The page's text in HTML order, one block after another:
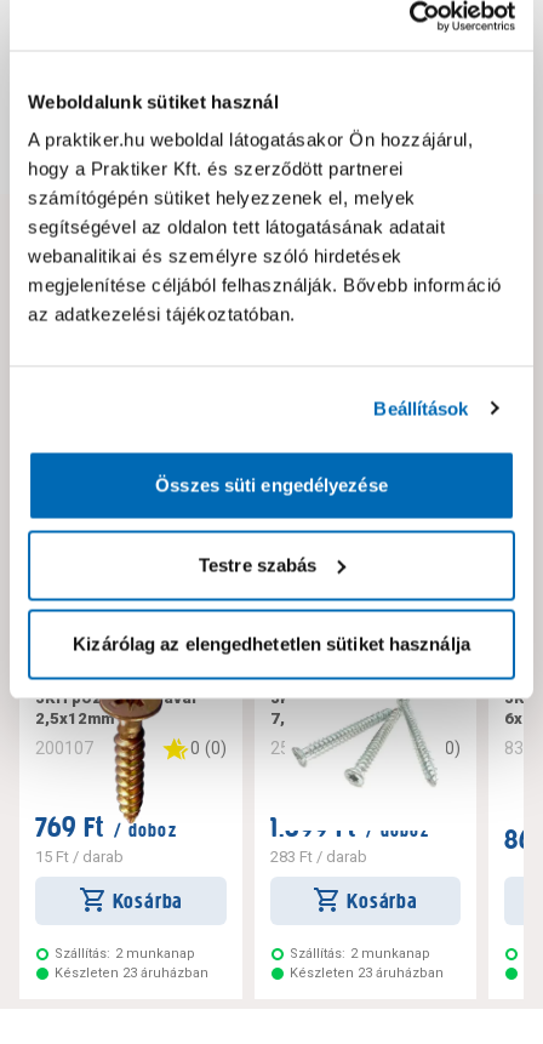
Weboldalunk sütiket használ
A praktiker.hu weboldal látogatásakor Ön hozzájárul,
hogy a Praktiker Kft. és szerződött partnerei
számítógépén sütiket helyezzenek el, melyek
segítségével az oldalon tett látogatásának adatait
webanalitikai és személyre szóló hirdetések
megjelenítése céljából felhasználják. Bővebb információ
az adatkezelési tájékoztatóban.
Beállítások
Összes süti engedélyezése
Testre szabás
Kizárólag az elengedhetetlen sütiket használja
Dokumentumok, felelős személy
Hibát találtál az oldalon vagy a termék leírásában?
Kérjük jelezd nekünk!
JKH pozdorjacsavar
2,5x12mm
200107 0 (0)
769 Ft / doboz
15 Ft / darab
Kosárba
Szállítás: 2 munkanap
Készleten 23 áruházban
JKH tokrögzítő csavar
7,5x182
256221 0 0)
1.699 Ft / doboz
283 Ft/ darab
Kosárba
Szállítás: 2 munkanap
Készleten 23 áruházban
JKH